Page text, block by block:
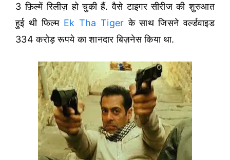
3 फ़िल्में रिलीज़ हो चुकी हैं. वैसे टाइगर सीरीज की शुरुआत
हुई थी फिल्म Ek Tha Tiger के साथ जिसने वर्ल्डवाइड
334 करोड़ रूपये का शानदार बिज़नेस किया था.